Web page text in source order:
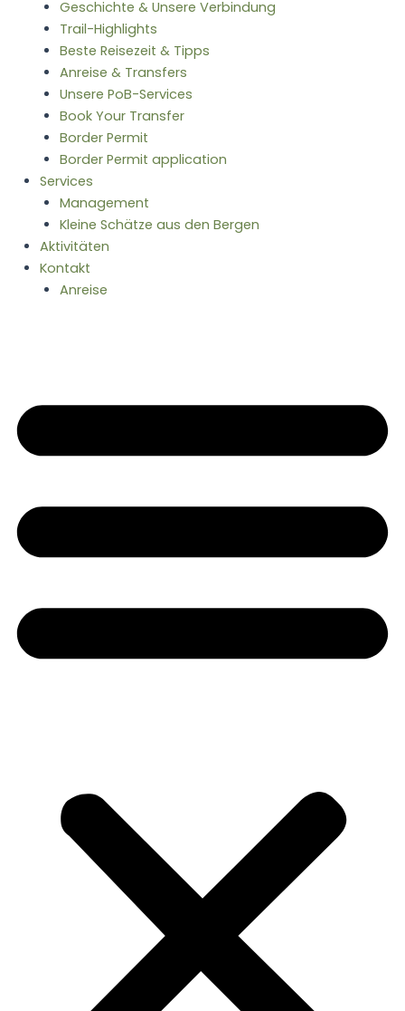
Geschichte & Unsere Verbindung
Trail-Highlights
Beste Reisezeit & Tipps
Anreise & Transfers
Unsere PoB-Services
Book Your Transfer
Border Permit
Border Permit application
Services
Management
Kleine Schätze aus den Bergen
Aktivitäten
Kontakt
Anreise